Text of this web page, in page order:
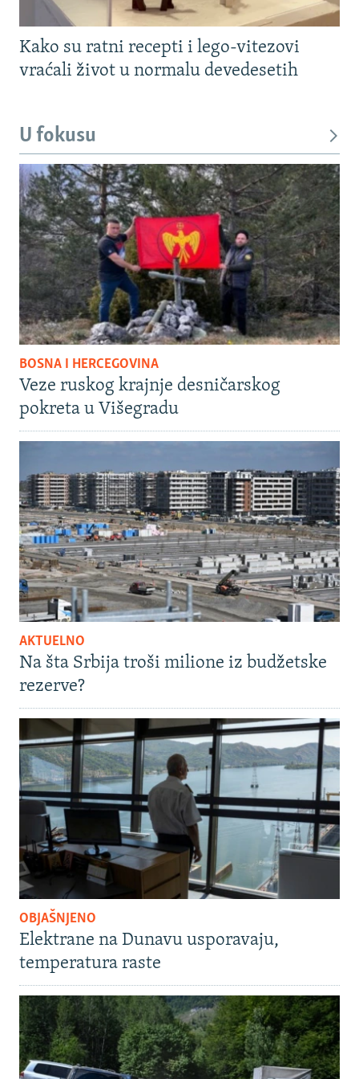
Kako su ratni recepti i lego-vitezovi
vraćali život u normalu devedesetih
U fokusu
BOSNA I HERCEGOVINA
Veze ruskog krajnje desničarskog
pokreta u Višegradu
AKTUELNO
Na šta Srbija troši milione iz budžetske
rezerve?
OBJAŠNJENO
Elektrane na Dunavu usporavaju,
temperatura raste